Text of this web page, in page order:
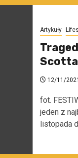
Artykuły
Scotta
12/11/2021
fot.
jeden z
listopada